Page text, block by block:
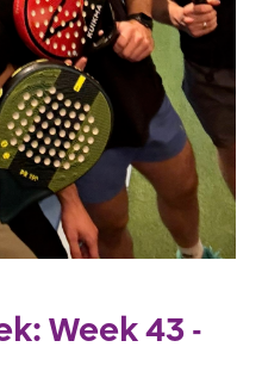
Week 43 -